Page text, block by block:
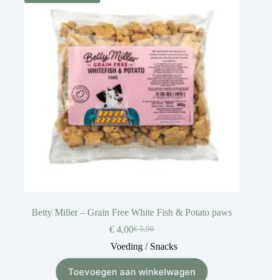
Betty Miller – Grain Free White Fish & Potato paws
€5,90
€ 4,00
Voeding / Snacks
Toevoegen aan winkelwagen